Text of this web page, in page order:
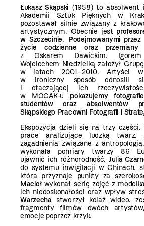
Łukasz Skąpski (1958) to absolwent
Akademii Sztuk Pięknych w
pozostawał silnie związany z
artystycznym. Obecnie jest
w Szczecinie. Podejmowanymi
życie codzienne oraz przemiany
z Oskarem Dawickim,
Wojciechem Niedzielką założył
w latach 2001–2010. Artyści
w ironiczny sposób odnosili
i otaczającej ich
w MOCAK-u pokazujemy
studentów oraz absolwentów
Skąpskiego Pracowni Fotografii i
Ekspozycja dzieli się na trzy części.
prace analizujące ludzką twarz.
zagadnienia związane z antropologią.
wykonała pomiary twarzy 86
ujawnić ich różnorodność. Julia
do systemu inwigilacji w Chinach,
która przyznaje punkty za
Macioł wykonał serię zdjęć z
ich niedoskonałości oraz wpływ
Warzechastworzył kolaż wideo,
fragmenty filmów dwóch
emocje poprzez krzyk.